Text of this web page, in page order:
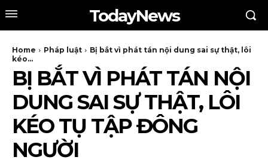
TodayNews
Home Pháp luật
Bị bắt vì phát tán nội dung sai sự thật, lôi
kéo...
BỊ BẮT VÌ PHÁT TÁN NỘI
DUNG SAI SỰ THẬT, LÔI
KÉO TỤ TẬP ĐÔNG
NGƯỜI